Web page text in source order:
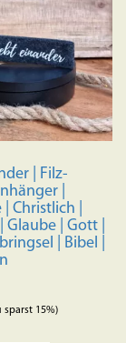
| Filz-
|
Christlich |
Glaube | Gott |
| Bibel |
sparst 15%)